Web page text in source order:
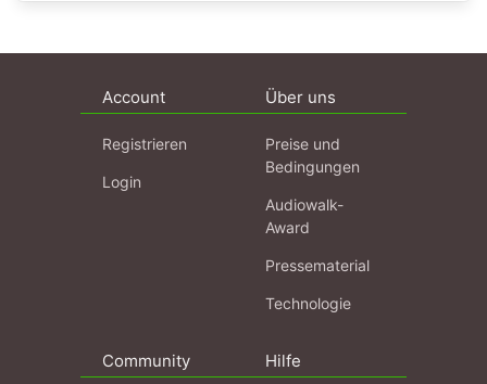
Account
Registrieren
Login
Über uns
Preise und
Bedingungen
Audiowalk-
Award
Pressematerial
Technologie
Community Hilfe